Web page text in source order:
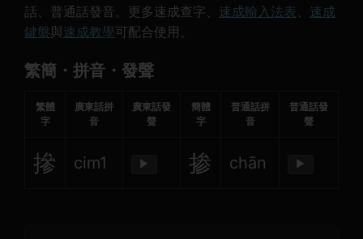
話、普通話發音。更多速成查字、 速成輸入法表、 速成
鍵盤與速成教學可配合使用。
繁簡・拼音・發聲
繁體
字
廣東話拼
音
廣東話發
聲
簡體
字
普通話拼
音
普通話發
聲
摻 cim1 ▶ 掺 chān ▶